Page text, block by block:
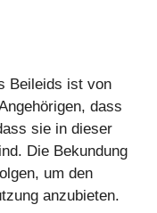
Beileids ist von
dass
sie in dieser
Die Bekundung
um den
anzubieten.